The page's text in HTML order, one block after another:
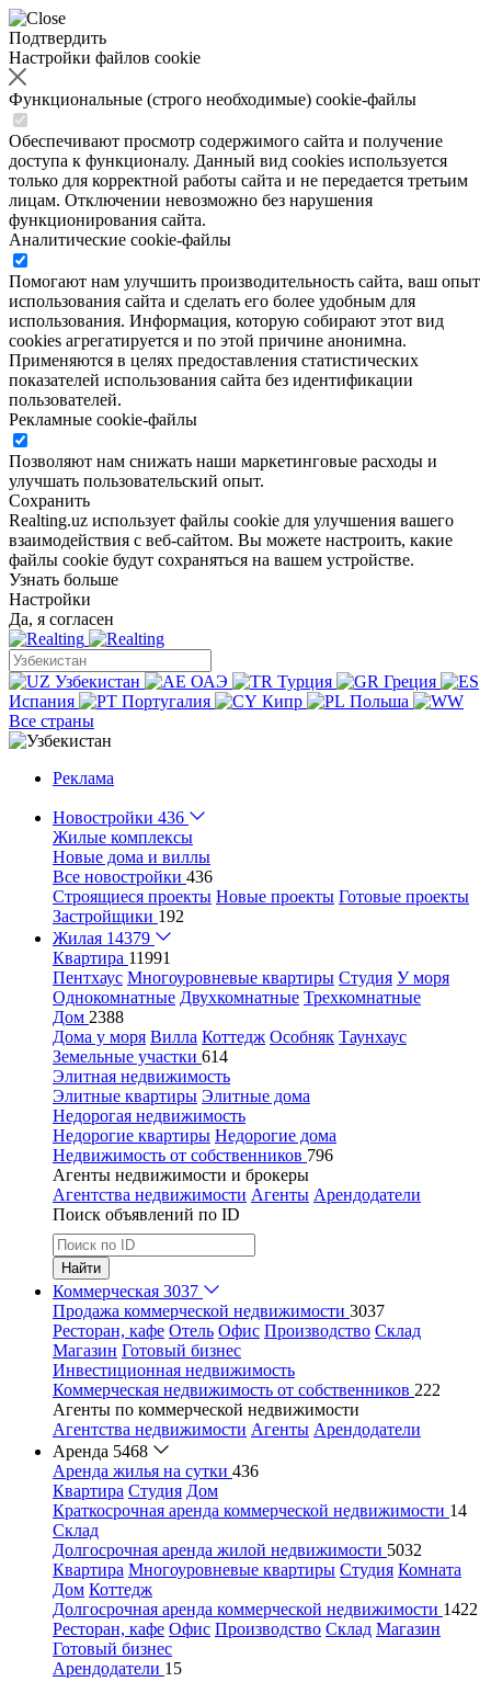
Подтвердить
Настройки файлов cookie
Функциональные (строго необходимые) cookie-файлы
Обеспечивают просмотр содержимого сайта и получение
доступа к функционалу. Данный вид cookies используется
только для корректной работы сайта и не передается третьим
лицам. Отключении невозможно без нарушения
функционирования сайта.
Аналитические cookie-файлы
Помогают нам улучшить производительность сайта, ваш опыт
использования сайта и сделать его более удобным для
использования. Информация, которую собирают этот вид
cookies агрегатируется и по этой причине анонимна.
Применяются в целях предоставления статистических
показателей использования сайта без идентификации
пользователей.
Рекламные cookie-файлы
Позволяют нам снижать наши маркетинговые расходы и
улучшать пользовательский опыт.
Сохранить
Realting.uz использует файлы cookie для улучшения вашего
взаимодействия с веб-сайтом. Вы можете настроить, какие
файлы cookie будут сохраняться на вашем устройстве.
Узнать больше
Настройки
Да, я согласен
Узбекистан ОАЭ Турция
Греция
Испания
Португалия Кипр
Польша
Все страны
Реклама
Новостройки 436
Жилые комплексы
Новые дома и виллы
Все новостройки 436
Строящиеся проекты Новые проекты Готовые проекты
Застройщики 192
Жилая 14379
Квартира 11991
Пентхаус Многоуровневые квартиры Студия У моря
Однокомнатные Двухкомнатные Трехкомнатные
Дом 2388
Дома у моря Вилла Коттедж Особняк Таунхаус
Земельные участки 614
Элитная недвижимость
Элитные квартиры Элитные дома
Недорогая недвижимость
Недорогие квартиры Недорогие дома
Недвижимость от собственников 796
Агенты недвижимости и брокеры
Агентства недвижимости Агенты Арендодатели
Поиск объявлений по ID
Найти
Коммерческая 3037
Продажа коммерческой недвижимости 3037
Ресторан, кафе Отель Офис Производство Склад
Магазин Готовый бизнес
Инвестиционная недвижимость
Коммерческая недвижимость от собственников 222
Агенты по коммерческой недвижимости
Агентства недвижимости Агенты Арендодатели
Аренда 5468
Аренда жилья на сутки 436
Квартира Студия Дом
Краткосрочная аренда коммерческой недвижимости 14
Склад
Долгосрочная аренда жилой недвижимости 5032
Квартира Многоуровневые квартиры Студия Комната
Дом Коттедж
Долгосрочная аренда коммерческой недвижимости 1422
Ресторан, кафе Офис Производство Склад Магазин
Готовый бизнес
Арендодатели 15